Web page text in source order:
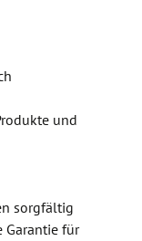
und
sorgfältig
Garantie für